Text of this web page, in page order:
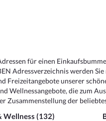
für einen
Adressverzeichnis werden
unserer
Wellnessangebote, die zum
Zusammenstellung der
Wellness (132)